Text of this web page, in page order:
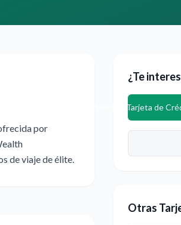
por
de viaje de élite.
¿Te
Tarjeta de
Otras